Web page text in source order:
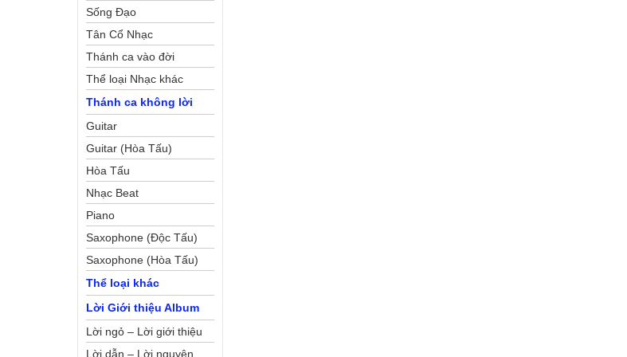
Sống Đạo
Tân Cổ Nhạc
Thánh ca vào đời
Thể loại Nhạc khác
Thánh ca không lời
Guitar
Guitar (Hòa Tấu)
Hòa Tấu
Nhạc Beat
Piano
Saxophone (Độc Tấu)
Saxophone (Hòa Tấu)
Thể loại khác
Lời Giới thiệu Album
Lời ngỏ – Lời giới thiệu
Lời dẫn – Lời nguyện